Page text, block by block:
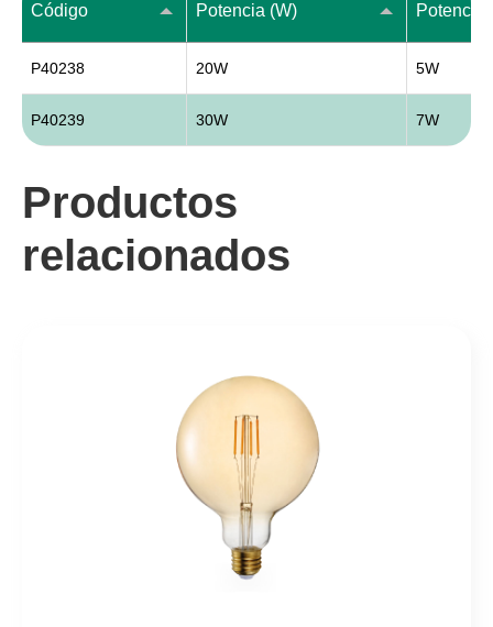
Código Potencia (W)
P40238 20W 5W
P40239 30W 7W
Productos
relacionados